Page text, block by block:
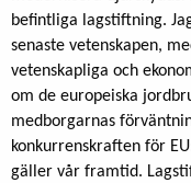
befintliga lagstiftning.
senaste vetenskapen,
vetenskapliga och
om de europeiska
medborgarnas
konkurrenskraften för
gäller vår framtid.